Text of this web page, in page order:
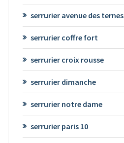
serrurier avenue des ternes
serrurier coffre fort
serrurier croix rousse
serrurier dimanche
serrurier notre dame
serrurier paris 10